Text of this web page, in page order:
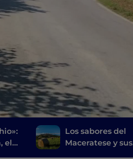
el
Los sabores del
Maceratese y sus